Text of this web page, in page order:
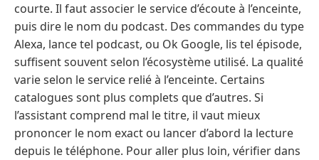
courte. Il faut associer le service d’écoute à l’enceinte,
puis dire le nom du podcast. Des commandes du type
Alexa, lance tel podcast, ou Ok Google, lis tel épisode,
suffisent souvent selon l’écosystème utilisé. La qualité
varie selon le service relié à l’enceinte. Certains
catalogues sont plus complets que d’autres. Si
l’assistant comprend mal le titre, il vaut mieux
prononcer le nom exact ou lancer d’abord la lecture
depuis le téléphone. Pour aller plus loin, vérifier dans